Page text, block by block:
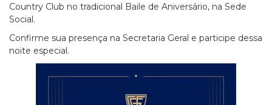
Country Club no tradicional Baile de Aniversário, na Sede
Social.
Confirme sua presença na Secretaria Geral e participe dessa
noite especial.